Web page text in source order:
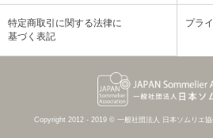
特定商取引に関する法律に
基づく表記
プラ
Copyright 2012 - 2019 © 一般社団法人 日本ソムリエ